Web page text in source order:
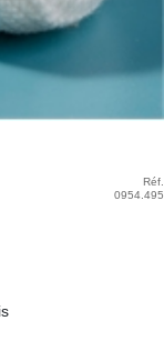
Réf.
0954.495